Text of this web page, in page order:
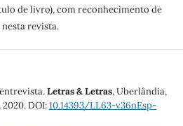
de livro), com reconhecimento de
revista.
Letras & Letras, Uberlândia,
2020. DOI:10.14393/LL63-v36nEsp-